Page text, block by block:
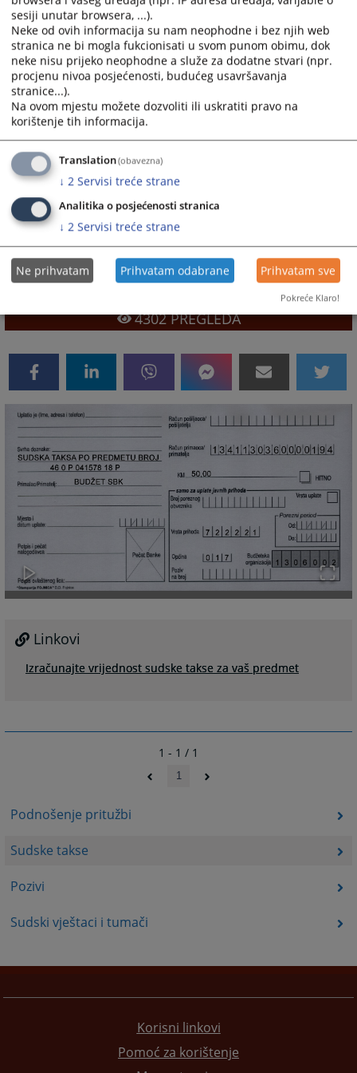
Podnošenje pritužbi
Sudske takse
Pozivi
Sudski vještaci i tumači
raseljene osobe
invalidi
Ukoliko se uplata vrši u gotovom novcu popunjava se uplatnica na
sljedeći način:
VRSTA PRIHODA:722221
RAČUN BROJ:
BUDŽETSKA ORGANIZACIJA:1306002
predmeta)
FIZIČKA OSOBA: navesti jedinstveni matični broj
PRAVNA OSOBA: Navesti identifikacioni broj
POZIV NA BROJ: -
4302PREGLEDA
Linkovi
Izračunajte vrijednost sudske takse za vaš predmet
1 - 1 / 1
1
Korisni linkovi
Pomoć za korištenje
sesiji unutar browsera, ...).
Neke od ovih informacija su nam neophodne i bez njih web
stranica ne bi mogla fukcionisati u svom punom obimu, dok
neke nisu prijeko neophodne a služe za dodatne stvari (npr.
procjenu nivoa posjećenosti, budućeg usavršavanja
stranice...).
Na ovom mjestu možete dozvoliti ili uskratiti pravo na
korištenje tih informacija.
Translation(obavezna)
↓ 2 Servisi treće strane
Analitika o posjećenosti stranica
↓ 2 Servisi treće strane
Ne prihvatam Prihvatam odabrane Prihvatam sve
Pokreće Klaro!